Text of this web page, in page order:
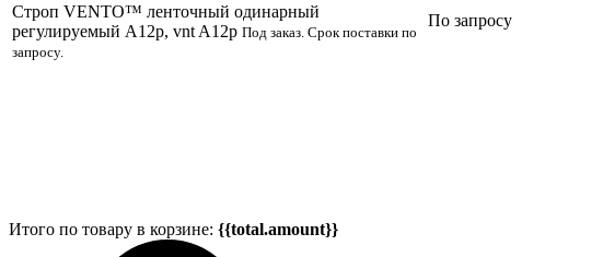
Строп VENTO™ ленточный одинарный
регулируемый А12р, vnt A12p Под заказ. Срок поставки по
запросу.
По запросу
Итого по товару в корзине: {{total.amount}}